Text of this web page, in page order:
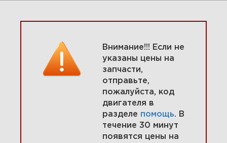
Увеличить
Внимание!!! Если не
указаны цены на
запчасти,
отправьте,
пожалуйста, код
двигателя в
разделе помощь. В
течение 30 минут
появятся цены на